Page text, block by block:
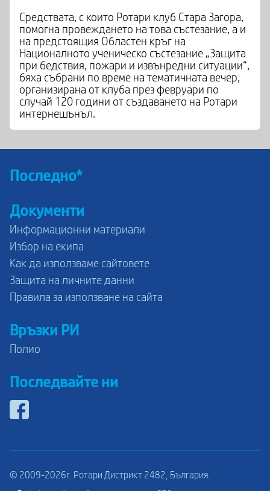
Средствата, с които Ротари клуб Стара Загора,
помогна провеждането на това състезание, а и
на предстоящия Областен кръг на
Националното ученическо състезание „Защита
при бедствия, пожари и извънредни ситуации“,
бяха събрани по време на тематичната вечер,
организирана от клуба през февруари по
случай 120 години от създаването на Ротари
интернешънъл.
Последно*
Документи
Информационни материали
Избор на екипа
Как да използваме сайтовете
Защита на личните данни
Правила за използване на сайта
Връзки РИ
Полио
Последвайте ни
© 2009-2026г. Ротари Дистрикт 2482, България.